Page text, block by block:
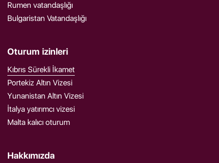
Rumen vatandaşlığı
Bulgaristan Vatandaşlığı
Oturum izinleri
Kıbrıs Sürekli İkamet
Portekiz Altın Vizesi
Yunanistan Altın Vizesi
İtalya yatırımcı vizesi
Malta kalıcı oturum
Hakkımızda